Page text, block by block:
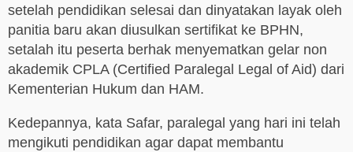
setelah pendidikan selesai dan dinyatakan layak oleh
panitia baru akan diusulkan sertifikat ke BPHN,
setalah itu peserta berhak menyematkan gelar non
akademik CPLA (Certified Paralegal Legal of Aid) dari
Kementerian Hukum dan HAM.
Kedepannya, kata Safar, paralegal yang hari ini telah
mengikuti pendidikan agar dapat membantu